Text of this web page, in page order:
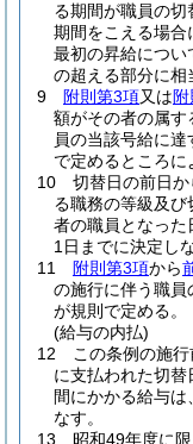
る期間が職員の
期間をこえる場合
最初の昇給につい
の超える部分に相
9
附則第3項又は
額がその者の属す
員の当該号給に
で定めるところに
10
切替日の前日
る職務の等級及
者の職員となった
1日までに決定し
11
附則第3項から
の施行に伴う職員
が規則で定める。
(給与の内払)
12
この条例の施行
に支払われた切
間にかかる給与
なす。
13
昭和49年度に限